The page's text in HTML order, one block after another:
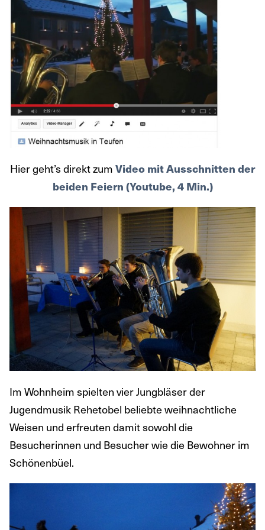
Hier geht’s direkt zum Video mit Ausschnitten der
beiden Feiern (Youtube, 4 Min.)
Im Wohnheim spielten vier Jungbläser der
Jugendmusik Rehetobel beliebte weihnachtliche
Weisen und erfreuten damit sowohl die
Besucherinnen und Besucher wie die Bewohner im
Schönenbüel.